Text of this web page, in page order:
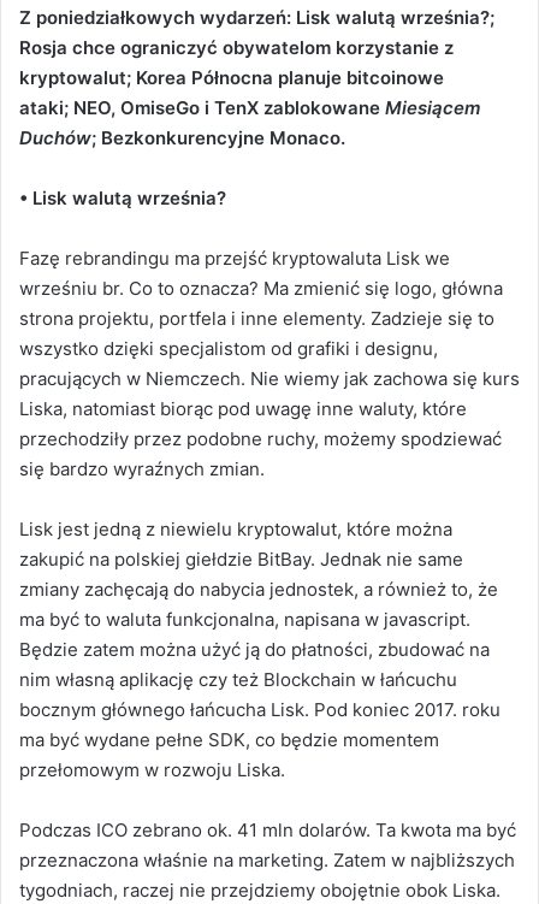
Z poniedziałkowych wydarzeń: Lisk walutą września?;
Rosja chce ograniczyć obywatelom korzystanie z
kryptowalut; Korea Północna planuje bitcoinowe
ataki; NEO, OmiseGo i TenX zablokowane Miesiącem
Duchów; Bezkonkurencyjne Monaco.
• Lisk walutą września?
Fazę rebrandingu ma przejść kryptowaluta Lisk we
wrześniu br. Co to oznacza? Ma zmienić się logo, główna
strona projektu, portfela i inne elementy. Zadzieje się to
wszystko dzięki specjalistom od grafiki i designu,
pracujących w Niemczech. Nie wiemy jak zachowa się kurs
Liska, natomiast biorąc pod uwagę inne waluty, które
przechodziły przez podobne ruchy, możemy spodziewać
się bardzo wyraźnych zmian.
Lisk jest jedną z niewielu kryptowalut, które można
zakupić na polskiej giełdzie BitBay. Jednak nie same
zmiany zachęcają do nabycia jednostek, a również to, że
ma być to waluta funkcjonalna, napisana w javascript.
Będzie zatem można użyć ją do płatności, zbudować na
nim własną aplikację czy też Blockchain w łańcuchu
bocznym głównego łańcucha Lisk. Pod koniec 2017. roku
ma być wydane pełne SDK, co będzie momentem
przełomowym w rozwoju Liska.
Podczas ICO zebrano ok. 41 mln dolarów. Ta kwota ma być
przeznaczona właśnie na marketing. Zatem w najbliższych
tygodniach, raczej nie przejdziemy obojętnie obok Liska.